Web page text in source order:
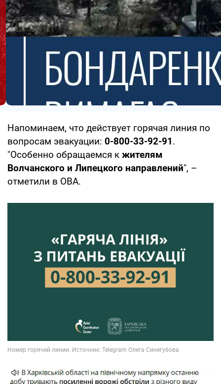
Напоминаем, что действует горячая линия по
вопросам эвакуации: 0-800-33-92-91.
"Особенно обращаемся к жителям
Волчанского и Липецкого направлений", –
отметили в ОВА.